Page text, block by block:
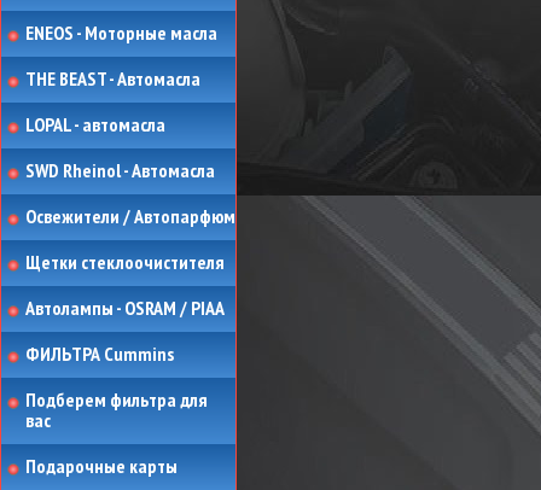
ENEOS - Моторные масла
THE BEAST - Автомасла
LOPAL - автомасла
SWD Rheinol - Автомасла
Освежители / Автопарфюм
Щетки стеклоочистителя
Автолампы - OSRAM / PIAA
ФИЛЬТРА Cummins
Подберем фильтра для
вас
Подарочные карты